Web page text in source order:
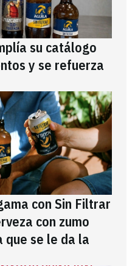
su catálogo
y se refuerza
con Sin Filtrar
con zumo
que se le da la